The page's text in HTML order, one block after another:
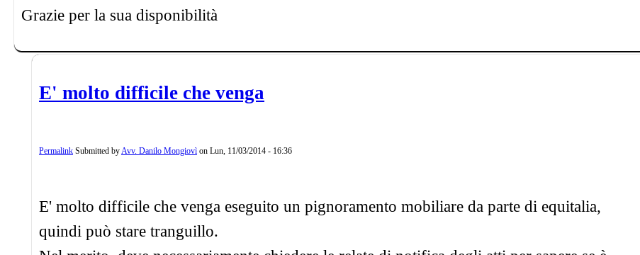
Grazie per la sua disponibilità
E' molto difficile che venga
Permalink Submitted by Avv. Danilo Mongiovì on Lun, 11/03/2014 - 16:36
E' molto difficile che venga eseguito un pignoramento mobiliare da parte di equitalia,
quindi può stare tranguillo.